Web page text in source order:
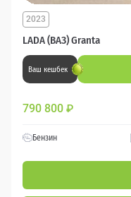
LADA (ВАЗ) Granta
2023
Ваш кешбек
790 800 ₽
Бензин